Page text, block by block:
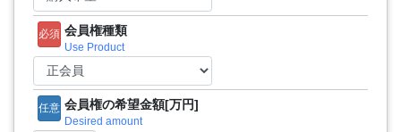
必須 会員権種類
Use Product
任意 会員権の希望金額[万円]
Desired amount